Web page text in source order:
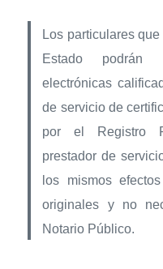
Los particulares
Estado podrán
electrónicas
de servicio de
por el Registro
prestador de
los mismos
originales y no
Notario Público.